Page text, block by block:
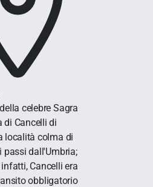
celebre Sagra
di Cancelli di
località colma di
passi dall'Umbria;
Cancelli era
obbligatorio